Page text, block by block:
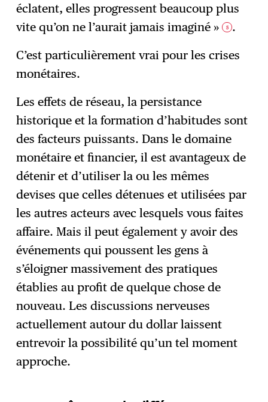
éclatent, elles progressent beaucoup plus
vite qu’on ne l’aurait jamais imaginé » 5 .
C’est particulièrement vrai pour les crises
monétaires.
Les effets de réseau, la persistance
historique et la formation d’habitudes sont
des facteurs puissants. Dans le domaine
monétaire et financier, il est avantageux de
détenir et d’utiliser la ou les mêmes
devises que celles détenues et utilisées par
les autres acteurs avec lesquels vous faites
affaire. Mais il peut également y avoir des
événements qui poussent les gens à
s’éloigner massivement des pratiques
établies au profit de quelque chose de
nouveau. Les discussions nerveuses
actuellement autour du dollar laissent
entrevoir la possibilité qu’un tel moment
approche.